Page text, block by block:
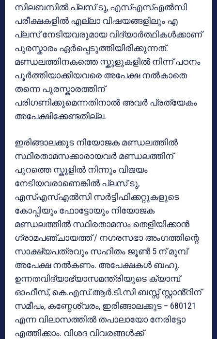
സിലബസിൽ പ്ലസ് ടു, എസ്എസ്എൽസി
പരീക്ഷകളിൽ എല്ലാ വിഷയങ്ങളിലും എ
പ്ലസ് നേടിയവരുമായ വിദ്യാർത്ഥികൾക്കാണ്
പുരസ്കാരം ഏർപ്പെടുത്തിയിരിക്കുന്നത്.
മണ്ഡലത്തിനകത്തെ സ്കൂളുകളിൽ നിന്ന് പഠനം
പൂർത്തിയാക്കിയവരെ അപേക്ഷ നൽകാതെ
തന്നെ പുരസ്കാരത്തിന്
പരിഗണിക്കുമെന്നതിനാൽ അവർ പ്രത്യേകം
അപേക്ഷിക്കേണ്ടതില്ല.
ഇരിങ്ങാലക്കുട നിയോജക മണ്ഡലത്തിൽ
സ്ഥിരതാമസക്കാരായവർ മണ്ഡലത്തിന്
പുറത്തെ സ്കൂളിൽ നിന്നും വിജയം
നേടിയവരാണെങ്കിൽ പ്ലസ് ടു,
എസ്എസ്എൽസി സർട്ടിഫിക്കറ്റുകളുടെ
കോപ്പിയും ഫോട്ടോയും നിയോജക
മണ്ഡലത്തിൽ സ്ഥിരതാമസം തെളിയിക്കാൻ
ഗ്രാമപഞ്ചായത്ത് / നഗരസഭാ അംഗത്തിന്റെ
സാക്ഷ്യപത്രവും സഹിതം ജൂൺ 5 ന് മുമ്പ്
അപേക്ഷ നൽകണം. അപേക്ഷകൾ ബഹു.
ഉന്നതവിദ്യാഭ്യാസമന്ത്രിയുടെ ക്യാമ്പ്
ഓഫീസ്, കെ.എസ്.ആർ.ടി.സി ബസ്സ് സ്റ്റാൻ്റിന്
സമീപം, കണ്ഠേശ്വരം, ഇരിങ്ങാലക്കുട – 680121
എന്ന വിലാസത്തിൽ തപാലായോ നേരിട്ടോ
എത്തിക്കാം. വിശദ വിവരങ്ങൾക്ക്